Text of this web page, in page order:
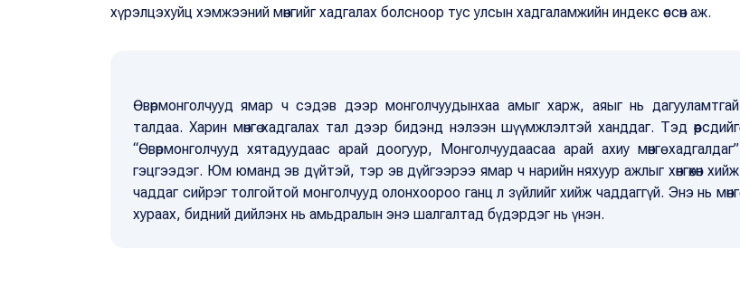
хүрэлцэхуйц хэмжээний мөнгийг хадгалах болсноор тус улсын хадгаламжийн индекс өссөн аж.
Өвөрмонголчууд ямар ч сэдэв дээр монголчуудынхаа амыг харж, аяыг нь дагууламтгай
талдаа. Харин мөнгө хадгалах тал дээр бидэнд нэлээн шүүмжлэлтэй ханддаг. Тэд өөрсдийгөө
“Өвөрмонголчууд хятадуудаас арай доогуур, Монголчуудаасаа арай ахиу мөнгө хадгалдаг”
гэцгээдэг. Юм юманд эв дүйтэй, тэр эв дүйгээрээ ямар ч нарийн няхуур ажлыг хөнгөхөн хийж
чаддаг сийрэг толгойтой монголчууд олонхоороо ганц л зүйлийг хийж чаддаггүй. Энэ нь мөнгө
хураах, бидний дийлэнх нь амьдралын энэ шалгалтад бүдэрдэг нь үнэн.